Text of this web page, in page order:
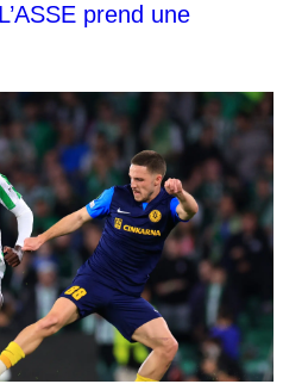
prend une